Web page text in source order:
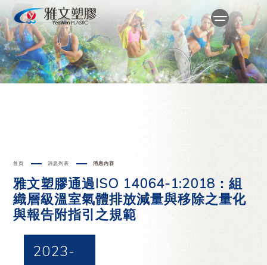
首頁 消息列表 消息內容
雅文塑膠通過ISO 14064-1:2018：組
織層級溫室氣體排放減量與移除之量化
與報告附指引之規範
2023-